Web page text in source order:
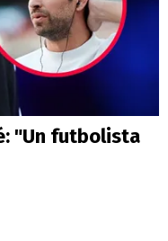
"Un futbolista